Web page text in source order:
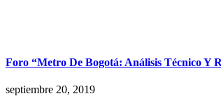
Foro “Metro De Bogotá: Análisis Técnico Y
septiembre 20, 2019